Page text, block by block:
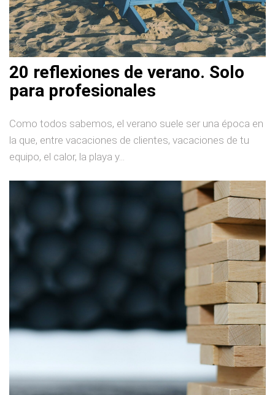
20 reflexiones de verano. Solo
para profesionales
Como todos sabemos, el verano suele ser una época en
la que, entre vacaciones de clientes, vacaciones de tu
equipo, el calor, la playa y...